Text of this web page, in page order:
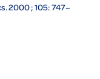
2000 ; 105: 747–